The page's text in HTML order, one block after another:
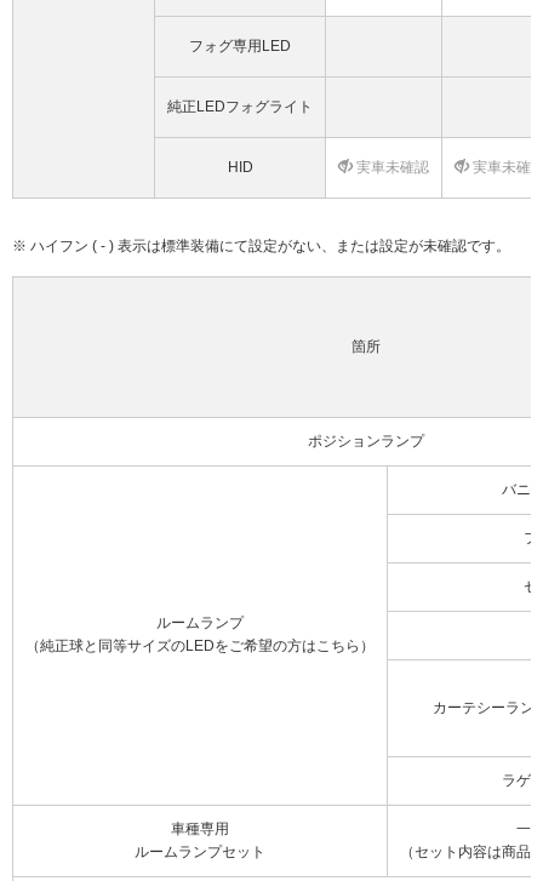
フォグ専用LED
純正LEDフォグライト
HID 実車未確認 実車未確
※ ハイフン ( - ) 表示は標準装備にて設定がない、または設定が未確認です。
箇所
ポジションランプ
ルームランプ
（純正球と同等サイズのLEDをご希望の方はこちら）
バニ
フ
セ
カーテシーラン
ラゲ
車種専用
ルームランプセット
一
（セット内容は商品